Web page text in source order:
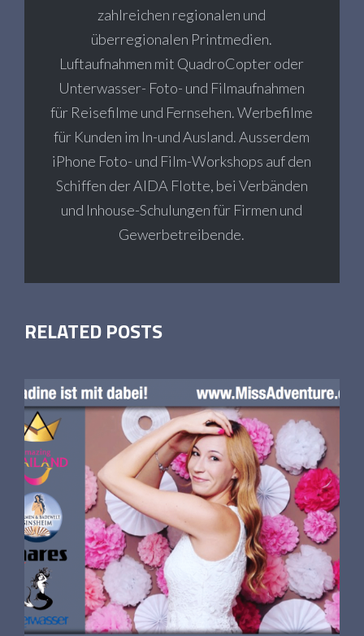
zahlreichen regionalen und
überregionalen Printmedien.
Luftaufnahmen mit QuadroCopter oder
Unterwasser- Foto- und Filmaufnahmen
für Reisefilme und Fernsehen. Werbefilme
für Kunden im In-und Ausland. Ausserdem
iPhone Foto- und Film-Workshops auf den
Schiffen der AIDA Flotte, bei Verbänden
und Inhouse-Schulungen für Firmen und
Gewerbetreibende.
RELATED POSTS